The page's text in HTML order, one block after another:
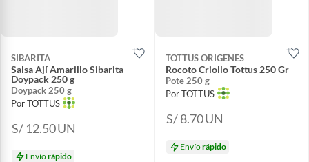
SIBARITA
Salsa Ají Amarillo Sibarita
Doypack 250 g
Doypack 250 g
Por TOTTUS
S/ 12.50UN
Envíorápido
TOTTUS ORIGENES
Rocoto Criollo Tottus 250 Gr
Pote 250 g
Por TOTTUS
S/ 8.70UN
Envíorápido